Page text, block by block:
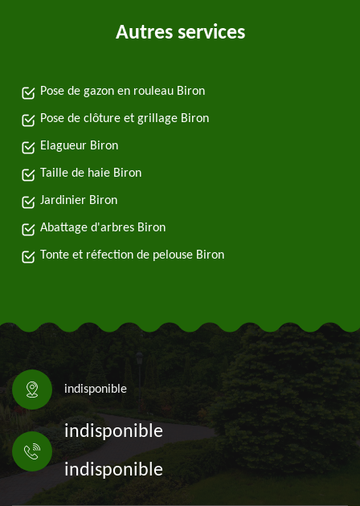
Autres services
Pose de gazon en rouleau Biron
Pose de clôture et grillage Biron
Elagueur Biron
Taille de haie Biron
Jardinier Biron
Abattage d'arbres Biron
Tonte et réfection de pelouse Biron
indisponible
indisponible
indisponible